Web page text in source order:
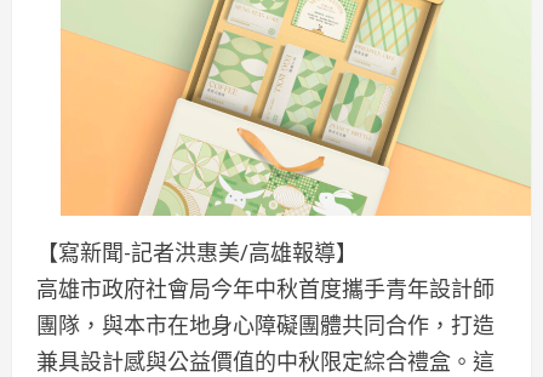
【寫新聞-記者洪惠美/高雄報導】
高雄市政府社會局今年中秋首度攜手青年設計師
團隊，與本市在地身心障礙團體共同合作，打造
兼具設計感與公益價值的中秋限定綜合禮盒。這